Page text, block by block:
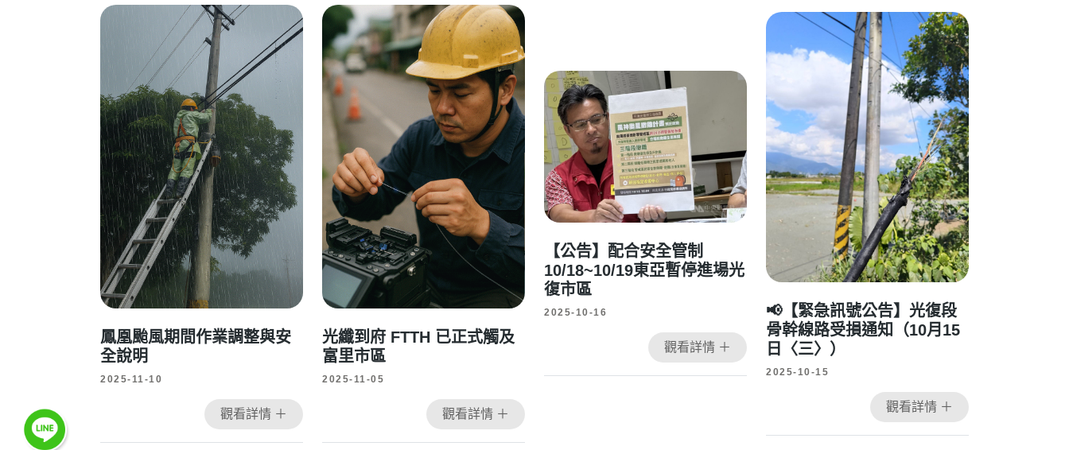
鳳凰颱風期間作業調整與安
全說明
2025-11-10
觀看詳情 ＋
光纖到府 FTTH 已正式觸及
富里市區
2025-11-05
觀看詳情 ＋
【公告】配合安全管制
10/18~10/19東亞暫停進場光
復市區
2025-10-16
觀看詳情 ＋
📢【緊急訊號公告】光復段
骨幹線路受損通知（10月15
日〈三〉）
2025-10-15
觀看詳情 ＋